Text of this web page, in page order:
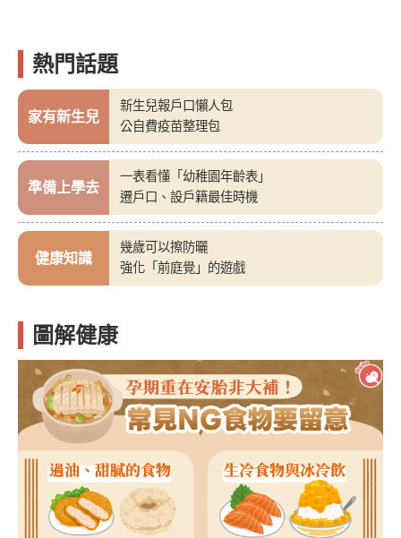
熱門話題
家有新生兒
新生兒報戶口懶人包
公自費疫苗整理包
準備上學去
一表看懂「幼稚園年齡表」
遷戶口、設戶籍最佳時機
健康知識
幾歲可以擦防曬
強化「前庭覺」的遊戲
圖解健康